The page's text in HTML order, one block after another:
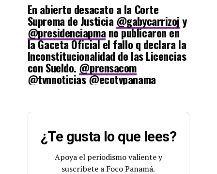
En abierto desacato a la Corte
Suprema de Justicia @gabycarrizojy
@presidenciapma no publicaron en
la Gaceta Oficial el fallo q declara la
Inconstitucionalidad de las Licencias
con Sueldo. @prensacom
@tvnnoticias@ecotvpanama
pic.twitter.com/H33nCpntvX
— ROBERTO RUIZ DIAZ (@R_RuizDiaz)April 28, 2022
¿Te gusta lo que lees?
Apoya el periodismo valiente y
suscríbete a Foco Panamá.